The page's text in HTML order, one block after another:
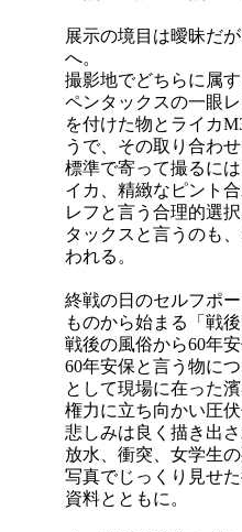
展示の境目は曖昧だ
へ。
撮影地でどちらに属
ペンタックスの一眼
を付けた物とライカ
うで、その取り合わせ
標準で寄って撮るに
イカ、精緻なピント
レフと言う合理的選
タックスと言うのも
われる。
終戦の日のセルフポ
ものから始まる「戦後
戦後の風俗から60年安
60年安保と言う物に
として現場に在った
権力に立ち向かい圧
悲しみは良く描き出さ
放水、衝突、女学生
写真でじっくり見せ
資料とともに。